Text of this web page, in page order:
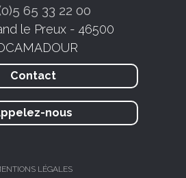
65 33 22 00
le Preux - 46500
Contact
nous
LÉGALES